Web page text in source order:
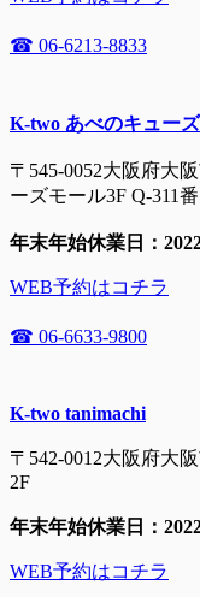
☎ 06-6213-8833
K-two あべのキュー
〒545-0052大阪府大
ーズモール3F Q-311番
年末年始休業日：
WEB予約はコチラ
☎ 06-6633-9800
K-two tanimachi
〒542-0012大阪府大
2F
年末年始休業日：
WEB予約はコチラ